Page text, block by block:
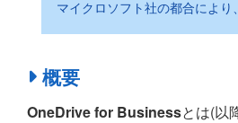
マイクロソフト社の都合により
概要
OneDrive for Businessとは(以